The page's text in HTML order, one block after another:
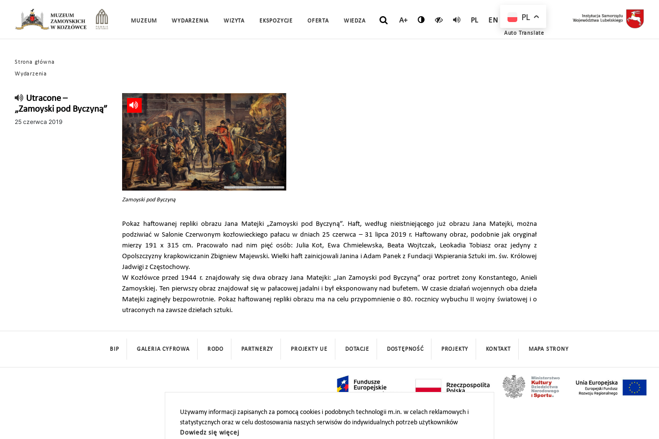
MUZEUM WYDARZENIA WIZYTA EKSPOZYCJE OFERTA WIEDZA A+ PL EN
Strona główna
Wydarzenia
Utracone –
„Zamoyski pod Byczyną”
25 czerwca 2019
Zamoyski pod Byczyną
Pokaz haftowanej repliki obrazu Jana Matejki „Zamoyski pod Byczyną”. Haft, według nieistniejącego już obrazu Jana Matejki, można
podziwiać w Salonie Czerwonym kozłowieckiego pałacu w dniach 25 czerwca – 31 lipca 2019 r. Haftowany obraz, podobnie jak oryginał
mierzy 191 x 315 cm. Pracowało nad nim pięć osób: Julia Kot, Ewa Chmielewska, Beata Wojtczak, Leokadia Tobiasz oraz jedyny z
Opolszczyzny krapkowiczanin Zbigniew Majewski. Wielki haft zainicjowali Janina i Adam Panek z Fundacji Wspierania Sztuki im. św. Królowej
Jadwigi z Częstochowy.
W Kozłówce przed 1944 r. znajdowały się dwa obrazy Jana Matejki: „Jan Zamoyski pod Byczyną” oraz portret żony Konstantego, Anieli
Zamoyskiej. Ten pierwszy obraz znajdował się w pałacowej jadalni i był eksponowany nad bufetem. W czasie działań wojennych oba dzieła
Matejki zaginęły bezpowrotnie. Pokaz haftowanej repliki obrazu ma na celu przypomnienie o 80. rocznicy wybuchu II wojny światowej i o
utraconych na zawsze dziełach sztuki.
Używamy informacji zapisanych za pomocą cookies i podobnych technologii m.in. w celach reklamowych i
statystycznych oraz w celu dostosowania naszych serwisów do indywidualnych potrzeb użytkowników
Dowiedz się więcej
BIP GALERIA CYFROWA RODO PARTNERZY PROJEKTY UE DOTACJE DOSTĘPNOŚĆ PROJEKTY KONTAKT MAPA STRONY
PL
Auto Translate